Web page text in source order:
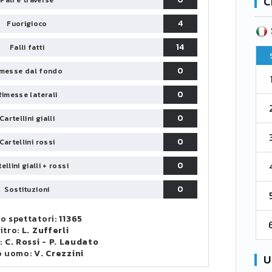
Fuorigioco
4
Falli fatti
14
dal fondo
0
laterali
0
Cartellini gialli
0
Cartellini rossi
0
gialli + rossi
0
Sostituzioni 0
spettatori:11365
L. Zufferli
C. Rossi - P. Laudato
uomo:V. Crezzini
61
55
CLASSIFICA
PG
38
38
3
4
6
1